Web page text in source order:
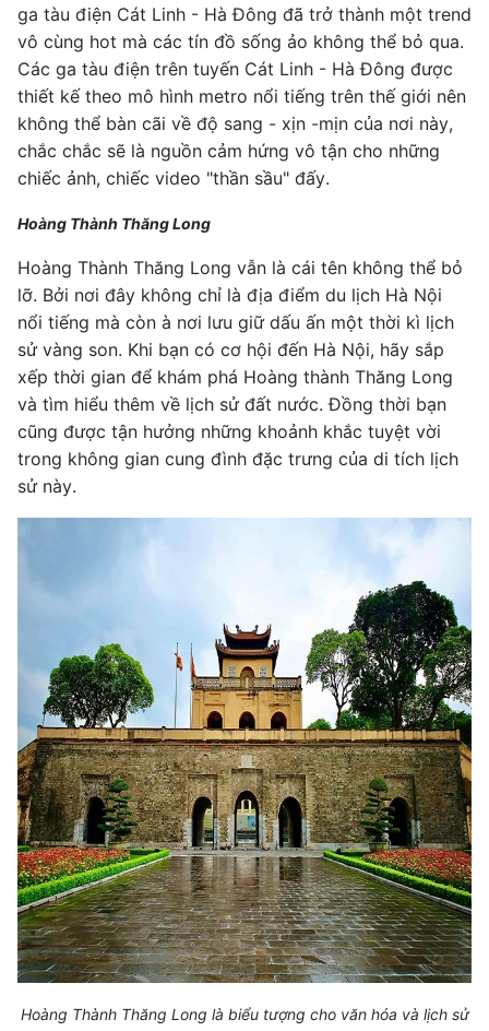
ga tàu điện Cát Linh - Hà Đông đã trở thành một trend
vô cùng hot mà các tín đồ sống ảo không thể bỏ qua.
Các ga tàu điện trên tuyến Cát Linh - Hà Đông được
thiết kế theo mô hình metro nổi tiếng trên thế giới nên
không thể bàn cãi về độ sang - xịn -mịn của nơi này,
chắc chắc sẽ là nguồn cảm hứng vô tận cho những
chiếc ảnh, chiếc video "thần sầu" đấy.
Hoàng Thành Thăng Long
Hoàng Thành Thăng Long vẫn là cái tên không thể bỏ
lỡ. Bởi nơi đây không chỉ là địa điểm du lịch Hà Nội
nổi tiếng mà còn à nơi lưu giữ dấu ấn một thời kì lịch
sử vàng son. Khi bạn có cơ hội đến Hà Nội, hãy sắp
xếp thời gian để khám phá Hoàng thành Thăng Long
và tìm hiểu thêm về lịch sử đất nước. Đồng thời bạn
cũng được tận hưởng những khoảnh khắc tuyệt vời
trong không gian cung đình đặc trưng của di tích lịch
sử này.
Hoàng Thành Thăng Long là biểu tượng cho văn hóa và lịch sử